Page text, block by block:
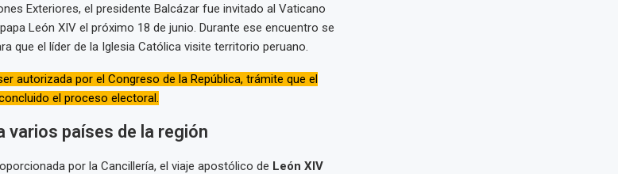
Exteriores, el presidente Balcázar fue invitado al Vaticano
León XIV el próximo 18 de junio. Durante ese encuentro se
que el líder de la Iglesia Católica visite territorio peruano.
autorizada por el Congreso de la República, trámite que el
el proceso electoral.
varios países de la región
por la Cancillería, el viaje apostólico de León XIV